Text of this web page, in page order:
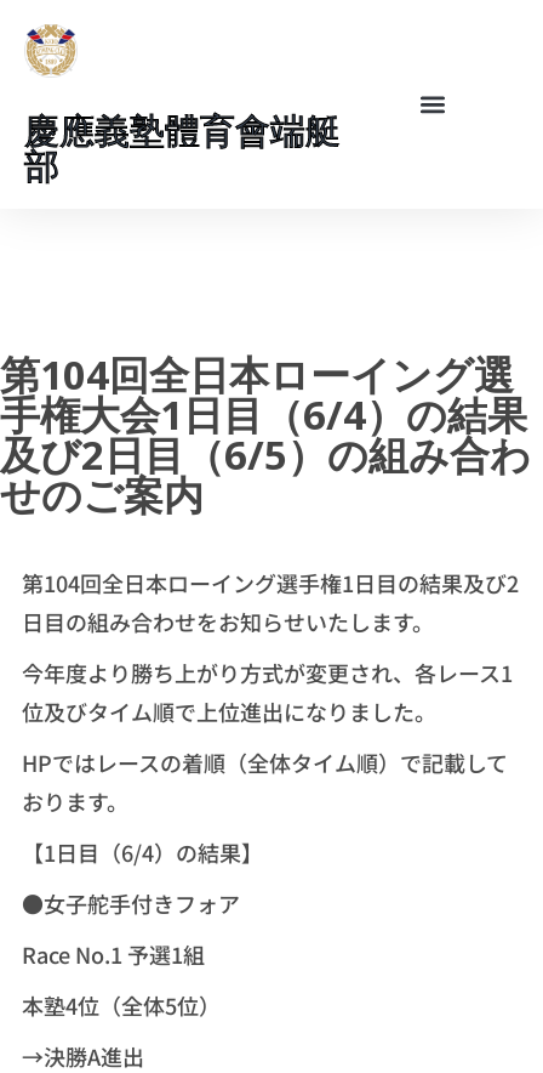
慶應義塾體育會端艇
部
第104回全日本ローイング選
手権大会1日目（6/4）の結果
及び2日目（6/5）の組み合わ
せのご案内
第104回全日本ローイング選手権1日目の結果及び2
日目の組み合わせをお知らせいたします。
今年度より勝ち上がり方式が変更され、各レース1
位及びタイム順で上位進出になりました。
HPではレースの着順（全体タイム順）で記載して
おります。
【1日目（6/4）の結果】
●女子舵手付きフォア
Race No.1 予選1組
本塾4位（全体5位）
→決勝A進出